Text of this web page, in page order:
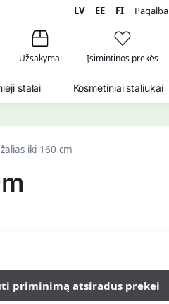
LV EE FI Pagalba
Užsakymai Įsimintinos prekės
stalai Kosmetiniai staliukai
iki 160 cm